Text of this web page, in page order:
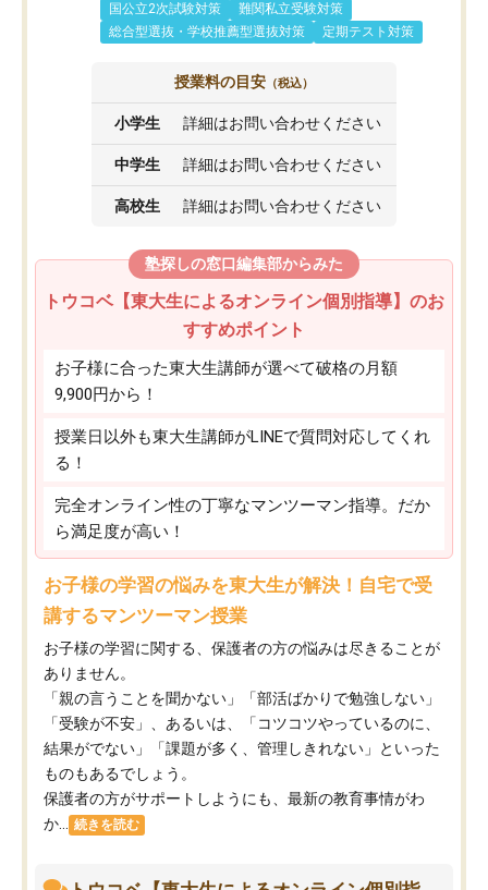
国公立2次試験対策
難関私立受験対策
総合型選抜・学校推薦型選抜対策
定期テスト対策
授業料の目安 （税込）
小学生 詳細はお問い合わせください
中学生 詳細はお問い合わせください
高校生 詳細はお問い合わせください
塾探しの窓口編集部からみた
トウコベ【東大生によるオンライン個別指導】のお
すすめポイント
お子様に合った東大生講師が選べて破格の月額
9,900円から！
授業日以外も東大生講師がLINEで質問対応してくれ
る！
完全オンライン性の丁寧なマンツーマン指導。だか
ら満足度が高い！
お子様の学習の悩みを東大生が解決！自宅で受
講するマンツーマン授業
お子様の学習に関する、保護者の方の悩みは尽きることが
ありません。
「親の言うことを聞かない」「部活ばかりで勉強しない」
「受験が不安」、あるいは、「コツコツやっているのに、
結果がでない」「課題が多く、管理しきれない」といった
ものもあるでしょう。
保護者の方がサポートしようにも、最新の教育事情がわ
か...
続きを読む